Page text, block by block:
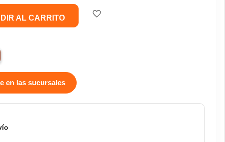
AL CARRITO favorite_border
en las sucursales